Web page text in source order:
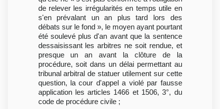
de relever les irrégularités en temps utile en
s'en prévalant un an plus tard lors des
débats sur le fond », le moyen ayant pourtant
été soulevé plus d'an avant que la sentence
dessaisissant les arbitres ne soit rendue, et
presque un an avant la clôture de la
procédure, soit dans un délai permettant au
tribunal arbitral de statuer utilement sur cette
question, la cour d'appel a violé par fausse
application les articles 1466 et 1506, 3°, du
code de procédure civile ;